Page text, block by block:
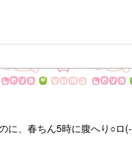
に、春ちん5時に腹へり○ロ(-